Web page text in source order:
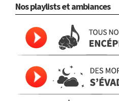
Nos playlists et ambiances